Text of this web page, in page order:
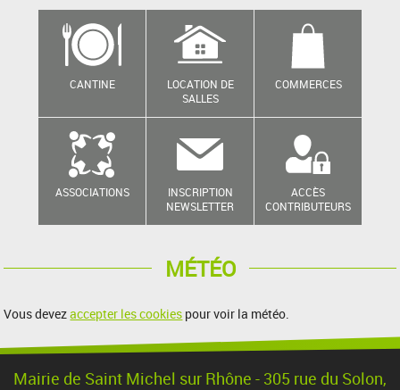
CANTINE
LOCATION DE
SALLES
COMMERCES
ASSOCIATIONS
INSCRIPTION
NEWSLETTER
ACCÈS
CONTRIBUTEURS
MÉTÉO
Vous devezaccepter les cookies pour voir la météo.
Mairie de Saint Michel sur Rhône - 305 rue du Solon,